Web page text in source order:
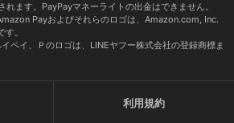
れます。PayPayマネーライトの出金はできません。
Payおよびそれらのロゴは、Amazon.com, Inc.
。
ペイ、Ｐのロゴは、LINEヤフー株式会社の登録商標ま
利用規約